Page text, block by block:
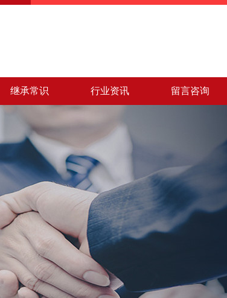
继承常识 行业资讯 留言咨询